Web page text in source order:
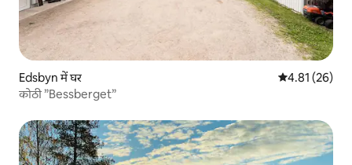
Edsbyn में घर औसत रेटिंग 5 में
4.81 (26)
कोठी ”Bessberget”